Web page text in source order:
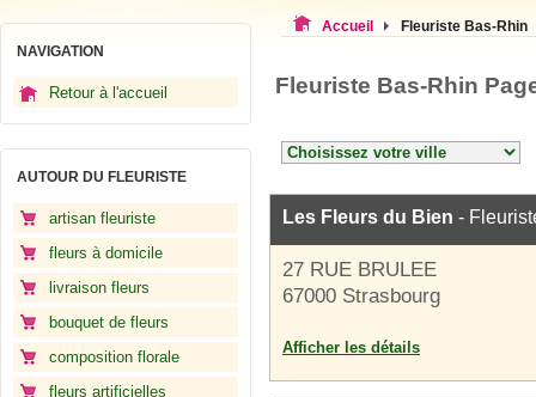
NAVIGATION
Retour à l'accueil
AUTOUR DU FLEURISTE
artisan fleuriste
fleurs à domicile
livraison fleurs
bouquet de fleurs
composition florale
fleurs artificielles
Accueil Fleuriste Bas-Rhin
Fleuriste Bas-Rhin
Les Fleurs du Bien -
27 RUE BRULEE
67000 Strasbourg
Afficher les détails